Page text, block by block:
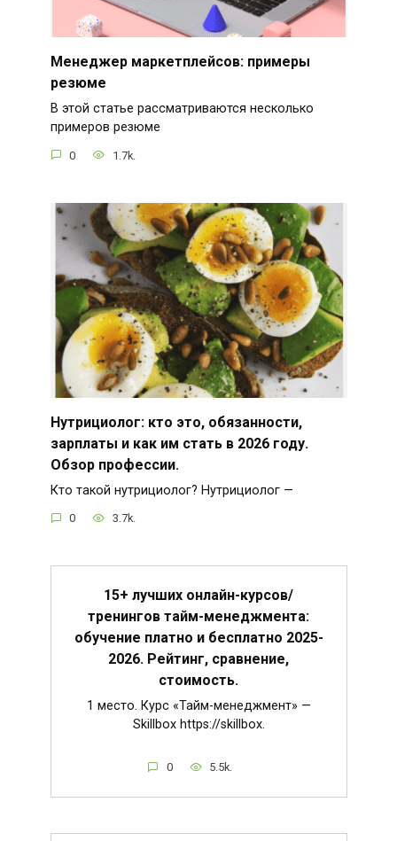
Менеджер маркетплейсов: примеры
резюме
В этой статье рассматриваются несколько
примеров резюме
0 1.7k.
Нутрициолог: кто это, обязанности,
зарплаты и как им стать в 2026 году.
Обзор профессии.
Кто такой нутрициолог? Нутрициолог —
0 3.7k.
15+ лучших онлайн-курсов/
тренингов тайм-менеджмента:
обучение платно и бесплатно 2025-
2026. Рейтинг, сравнение,
стоимость.
1 место. Курс «Тайм-менеджмент» —
Skillbox https://skillbox.
0 5.5k.